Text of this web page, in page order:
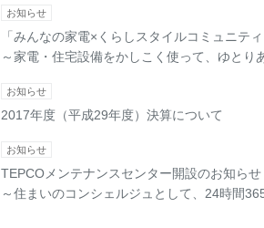
お知らせ
「みんなの家電×くらしスタイルコミュニテ
～家電・住宅設備をかしこく使って、ゆとり
お知らせ
2017年度（平成29年度）決算について
お知らせ
TEPCOメンテナンスセンター開設のお知らせ
～住まいのコンシェルジュとして、24時間